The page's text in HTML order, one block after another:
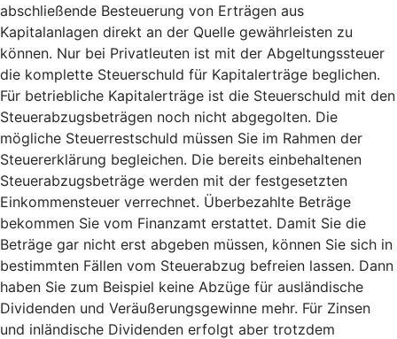
abschließende Besteuerung von Erträgen aus
Kapitalanlagen direkt an der Quelle gewährleisten zu
können. Nur bei Privatleuten ist mit der Abgeltungssteuer
die komplette Steuerschuld für Kapitalerträge beglichen.
Für betriebliche Kapitalerträge ist die Steuerschuld mit den
Steuerabzugsbeträgen noch nicht abgegolten. Die
mögliche Steuerrestschuld müssen Sie im Rahmen der
Steuererklärung begleichen. Die bereits einbehaltenen
Steuerabzugsbeträge werden mit der festgesetzten
Einkommensteuer verrechnet. Überbezahlte Beträge
bekommen Sie vom Finanzamt erstattet. Damit Sie die
Beträge gar nicht erst abgeben müssen, können Sie sich in
bestimmten Fällen vom Steuerabzug befreien lassen. Dann
haben Sie zum Beispiel keine Abzüge für ausländische
Dividenden und Veräußerungsgewinne mehr. Für Zinsen
und inländische Dividenden erfolgt aber trotzdem